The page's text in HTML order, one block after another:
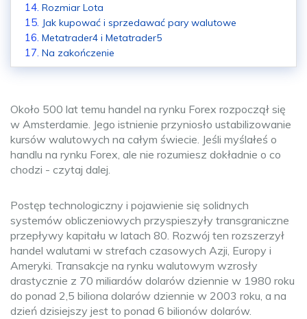
Rozmiar Lota
Jak kupować i sprzedawać pary walutowe
Metatrader4 i Metatrader5
Na zakończenie
Około 500 lat temu handel na rynku Forex rozpoczął się
w Amsterdamie. Jego istnienie przyniosło ustabilizowanie
kursów walutowych na całym świecie. Jeśli myślałeś o
handlu na rynku Forex, ale nie rozumiesz dokładnie o co
chodzi - czytaj dalej.
Postęp technologiczny i pojawienie się solidnych
systemów obliczeniowych przyspieszyły transgraniczne
przepływy kapitału w latach 80. Rozwój ten rozszerzył
handel walutami w strefach czasowych Azji, Europy i
Ameryki. Transakcje na rynku walutowym wzrosły
drastycznie z 70 miliardów dolarów dziennie w 1980 roku
do ponad 2,5 biliona dolarów dziennie w 2003 roku, a na
dzień dzisiejszy jest to ponad 6 bilionów dolarów.